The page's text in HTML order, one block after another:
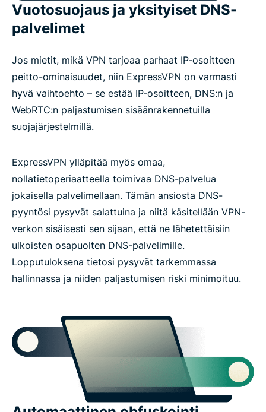
Vuotosuojaus ja yksityiset DNS-
palvelimet
Jos mietit, mikä VPN tarjoaa parhaat IP-osoitteen
peitto-ominaisuudet, niin ExpressVPN on varmasti
hyvä vaihtoehto – se estää IP-osoitteen, DNS:n ja
WebRTC:n paljastumisen sisäänrakennetuilla
suojajärjestelmillä.
ExpressVPN ylläpitää myös omaa,
nollatietoperiaatteella toimivaa DNS-palvelua
jokaisella palvelimellaan. Tämän ansiosta DNS-
pyyntösi pysyvät salattuina ja niitä käsitellään VPN-
verkon sisäisesti sen sijaan, että ne lähetettäisiin
ulkoisten osapuolten DNS-palvelimille.
Lopputuloksena tietosi pysyvät tarkemmassa
hallinnassa ja niiden paljastumisen riski minimoituu.